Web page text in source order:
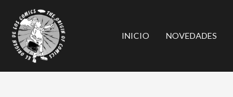
contenido
INICIO NOVEDADES